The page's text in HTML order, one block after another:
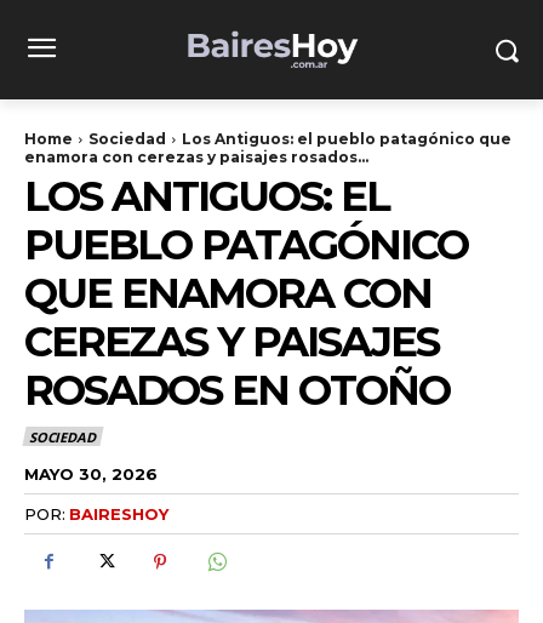
Home Sociedad
Los Antiguos: el pueblo patagónico que
enamora con cerezas y paisajes rosados...
LOS ANTIGUOS: EL
PUEBLO PATAGÓNICO
QUE ENAMORA CON
CEREZAS Y PAISAJES
ROSADOS EN OTOÑO
SOCIEDAD
MAYO 30, 2026
POR: BAIRESHOY